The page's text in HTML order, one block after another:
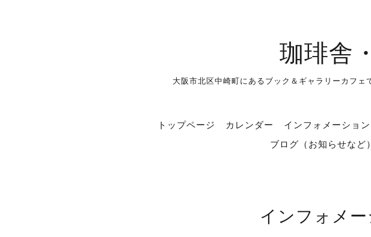
珈琲舎
大阪市北区中崎町にあるブック＆ギャラリーカフェ
トップページ カレンダー インフォメーション
ブログ（お知らせなど）
インフォメー